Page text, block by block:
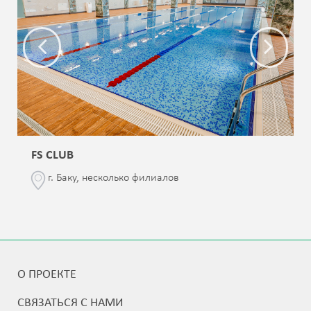
FS CLUB
г. Баку, несколько филиалов
О ПРОЕКТЕ
СВЯЗАТЬСЯ С НАМИ